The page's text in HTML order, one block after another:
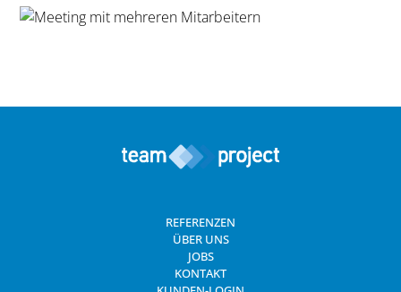
REFERENZEN
ÜBER UNS
JOBS
KONTAKT